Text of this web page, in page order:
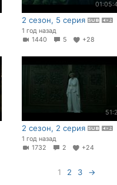
2 сезон, 5 серия
1 год назад
1440
5 +28
2 сезон, 2 серия
1 год назад
1732
2 +24
1 2 3 →